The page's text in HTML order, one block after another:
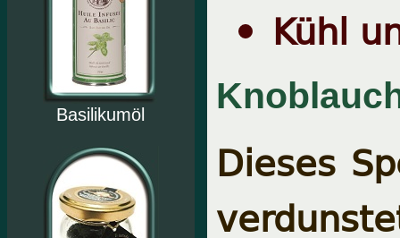
Basilikumöl
Kühl
Dieses